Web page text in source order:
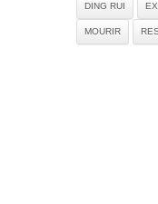
DING RUI
MOURIR